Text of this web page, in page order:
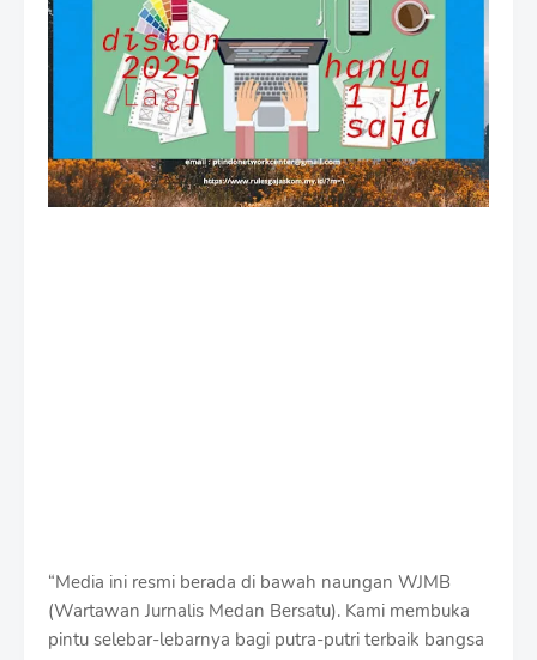
“Media ini resmi berada di bawah naungan WJMB
(Wartawan Jurnalis Medan Bersatu). Kami membuka
pintu selebar-lebarnya bagi putra-putri terbaik bangsa